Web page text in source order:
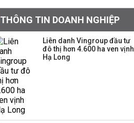
Sau nhịp điều chỉnh
mạnh, CTCK nhìn thấy
cơ hội ở nhóm cổ phiếu
THÔNG TIN DOANH NGHIỆP
Liên danh Vingroup đầu tư
đô thị hơn 4.600 ha ven vịnh
Hạ Long